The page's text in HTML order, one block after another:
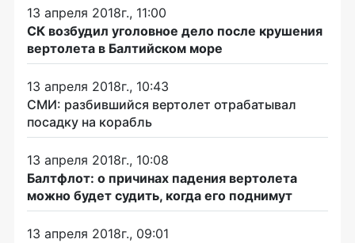
13 апреля 2018г., 11:00
СК возбудил уголовное дело после крушения
вертолета в Балтийском море
13 апреля 2018г., 10:43
СМИ: разбившийся вертолет отрабатывал
посадку на корабль
13 апреля 2018г., 10:08
Балтфлот: о причинах падения вертолета
можно будет судить, когда его поднимут
13 апреля 2018г., 09:01